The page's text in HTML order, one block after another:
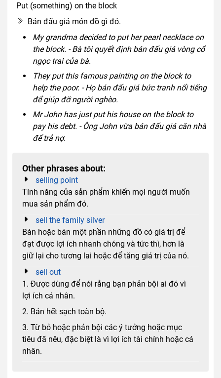
Put (something) on the block
Bán đấu giá món đồ gì đó.
My grandma decided to put her pearl necklace on
the block. - Bà tôi quyết định bán đấu giá vòng cổ
ngọc trai của bà.
They put this famous painting on the block to
help the poor. - Họ bán đấu giá bức tranh nổi tiếng
để giúp đỡ người nghèo.
Mr John has just put his house on the block to
pay his debt. - Ông John vừa bán đấu giá căn nhà
để trả nợ.
Other phrases about:
selling point
Tính năng của sản phẩm khiến mọi người muốn
mua sản phẩm đó.
sell the family silver
Bán hoặc bán một phần những đồ có giá trị để
đạt được lợi ích nhanh chóng và tức thì, hơn là
giữ lại cho tương lai hoặc để tăng giá trị của nó.
sell out
1. Được dùng để nói rằng bạn phản bội ai đó vì
lợi ích cá nhân.
2. Bán hết sạch toàn bộ.
3. Từ bỏ hoặc phản bội các ý tưởng hoặc mục
tiêu đã nêu, đặc biệt là vì lợi ích tài chính hoặc cá
nhân.